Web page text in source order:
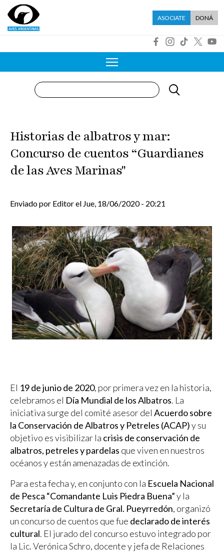
Pasar al contenido principal
Menú asociate
ASOCIATE DONÁ
Buscar
Historias de albatros y mar:
Concurso de cuentos “Guardianes
de las Aves Marinas"
Enviado por Editorel Jue, 18/06/2020 - 20:21
El 19 de junio de 2020, por primera vez en la historia,
celebramos el Día Mundial de los Albatros. La
iniciativa surge del comité asesor del Acuerdo sobre
la Conservación de Albatros y Petreles (ACAP)y su
objetivo es visibilizar la crisis de conservación de
albatros, petreles y pardelas que viven en nuestros
océanos y están amenazadas de extinción.
Para esta fecha y, en conjunto con la Escuela Nacional
de Pesca “Comandante Luis Piedra Buena”y la
Secretaría de Cultura de Gral. Pueyrredón, organizó
un concurso de cuentos que fue declarado de interés
cultural. El jurado del concurso estuvo integrado por
la Lic. Verónica Schro, docente y jefa de Relaciones